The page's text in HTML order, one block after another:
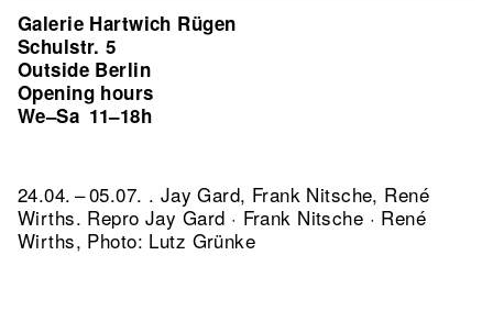
Galerie Hartwich Rügen
Schulstr. 5
Outside Berlin
Opening hours
We–Sa 11–18h
24.04. – 05.07. . Jay Gard, Frank Nitsche, René
Wirths. Repro Jay Gard · Frank Nitsche · René
Wirths, Photo: Lutz Grünke